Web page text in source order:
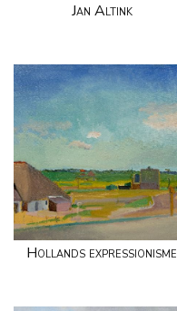
Jan Altink
Hollands expressionisme